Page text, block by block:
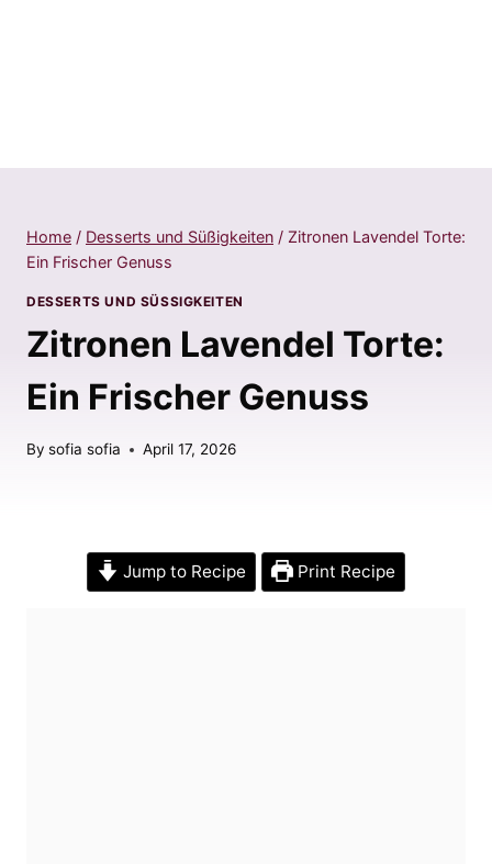
Home / Desserts und Süßigkeiten / Zitronen Lavendel Torte:
Ein Frischer Genuss
DESSERTS UND SÜSSIGKEITEN
Zitronen Lavendel Torte:
Ein Frischer Genuss
By sofia sofia April 17, 2026
Jump to Recipe Print Recipe